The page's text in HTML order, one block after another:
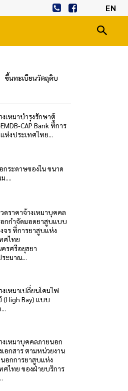
EN
ขึ้นทะเบียนวัตถุดิบ
งเหมาบำรุงรักษาตู้
CAP Bank ที่การ
ห่งประเทศไทย...
กระดาษซองใน ขนาด
....
ดราคาจ้างเหมาบุคคล
กกำจัดมอดยาสูบแบบ
จร ที่การยาสูบแห่ง
ศไทย
รศรีอยุธยา
ะมาณ...
งเหมาเปลี่ยนโคมไฟ
(High Bay) แบบ
งเหมาบุคคลภายนอก
เอกสาร ตามหน่วยงาน
อกการยาสูบแห่ง
ศไทย ของฝ่ายบริการ